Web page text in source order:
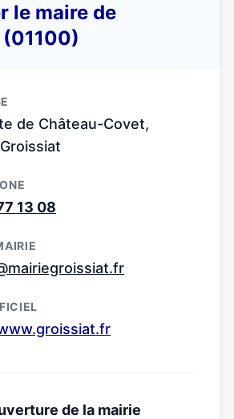
le maire de
de Château-Covet,
13 08
de la mairie